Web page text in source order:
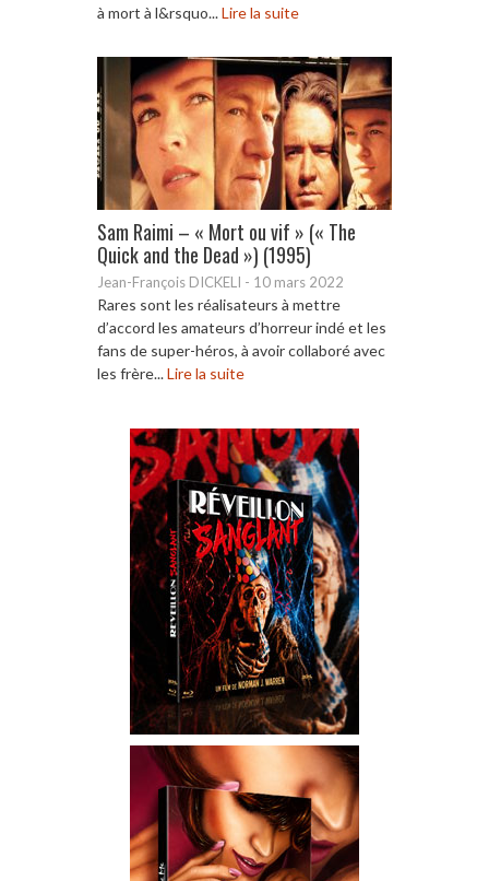
à mort à l&rsquo...Lire la suite
Sam Raimi – « Mort ou vif » (« The
Quick and the Dead ») (1995)
Jean-François DICKELI - 10 mars 2022
Rares sont les réalisateurs à mettre
d’accord les amateurs d’horreur indé et les
fans de super-héros, à avoir collaboré avec
les frère...Lire la suite